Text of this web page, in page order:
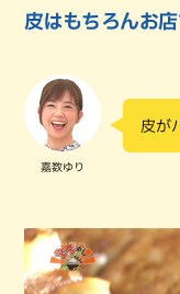
皮はもちろんお
嘉数ゆり
皮が